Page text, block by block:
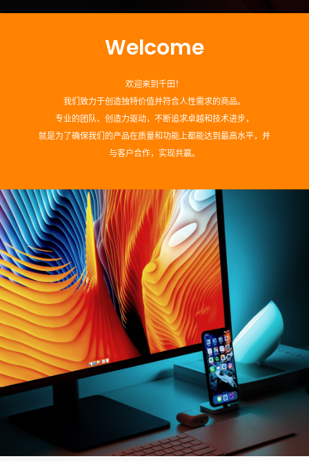
Welcome
欢迎来到千田！
我们致力于创造独特价值并符合人性需求的商品。
专业的团队、创造力驱动，不断追求卓越和技术进步，
就是为了确保我们的产品在质量和功能上都能达到最高水平，并
与客户合作，实现共赢。